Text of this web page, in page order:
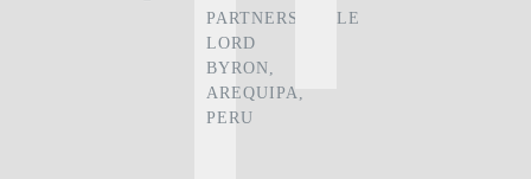
PARTNERSCHULE
LORD
BYRON,
AREQUIPA,
PERU